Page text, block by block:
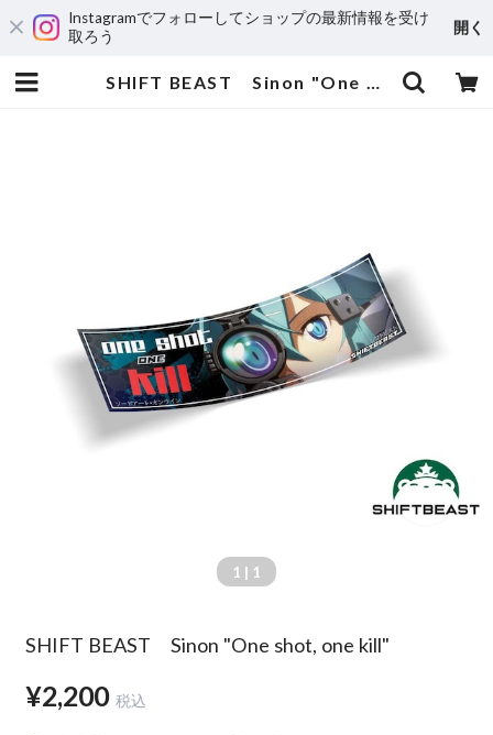
Instagramでフォローしてショップの最新情報を受け
取ろう
開く
SHIFT BEAST Sinon "One shot, one kill" | 輸入アニメステッカー専門店 SUNSET Stickers Store
1 | 1
SHIFT BEAST Sinon "One shot, one kill"
¥2,200 税込